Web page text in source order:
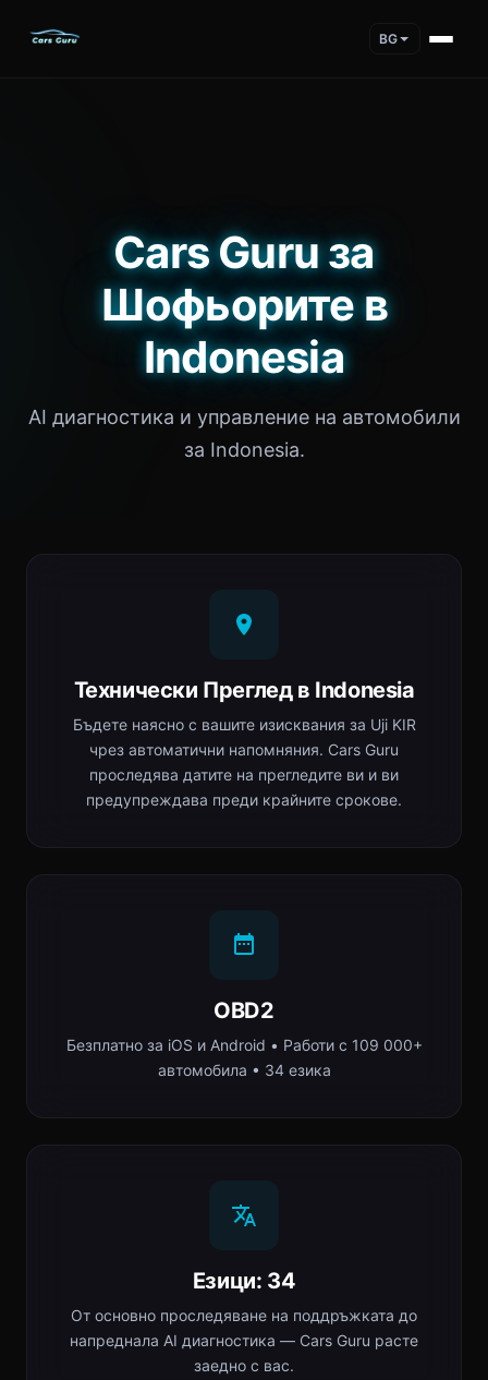
BG
Cars Guru за
Шофьорите в
Indonesia
AI диагностика и управление на автомобили
за Indonesia.
Технически Преглед в Indonesia
Бъдете наясно с вашите изисквания за Uji KIR
чрез автоматични напомняния. Cars Guru
проследява датите на прегледите ви и ви
предупреждава преди крайните срокове.
OBD2
Безплатно за iOS и Android • Работи с 109 000+
автомобила • 34 езика
Езици: 34
От основно проследяване на поддръжката до
напреднала AI диагностика — Cars Guru расте
заедно с вас.